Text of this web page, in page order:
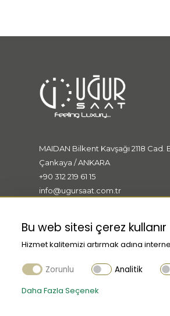
MAIDAN Bilkent Kavşağı 2118 Cad.
Çankaya / ANKARA
+90 312 219 61 15
info@ugursaat.com.tr
Bu web sitesi çerez kullanır
Hizmet kalitemizi artırmak adına
Zorunlu Analitik
Daha Fazla Seçenek